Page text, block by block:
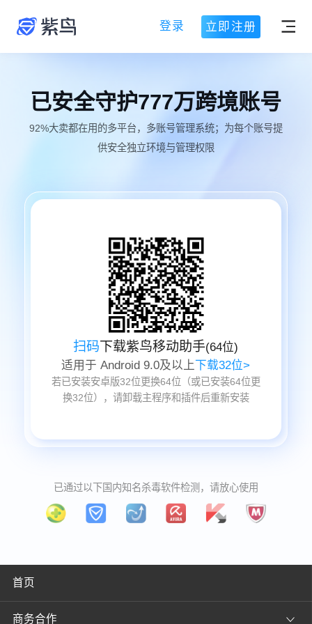
登录 立即注册
已安全守护777万跨境账号
92%大卖都在用的多平台，多账号管理系统；为每个账号提
供安全独立环境与管理权限
扫码下载紫鸟移动助手(64位)
适用于Android 9.0及以上 下载32位>
若已安装安卓版32位更换64位（或已安装64位更
换32位），请卸载主程序和插件后重新安装
已通过以下国内知名杀毒软件检测，请放心使用
首页
商务合作